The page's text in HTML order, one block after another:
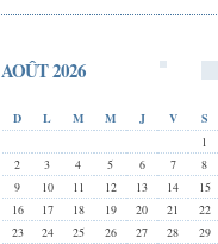
AOÛT 2026
D L M M J V
S
1
2
3 4 5 6 7
8
9
10 11 12 13 14
15
16
17 18 19 20 21
22
23
24 25 26 27 28
29